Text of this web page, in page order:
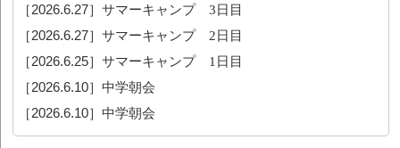
［2026.6.27］サマーキャンプ 3日目
［2026.6.27］サマーキャンプ 2日目
［2026.6.25］サマーキャンプ 1日目
［2026.6.10］中学朝会
［2026.6.10］中学朝会